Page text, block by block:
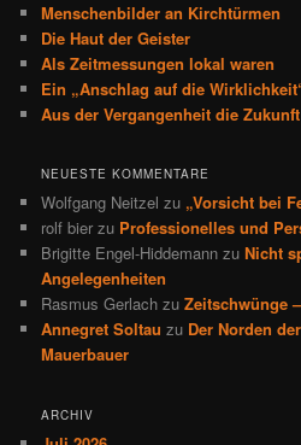
Menschenbilder an Kirchtürmen
Die Haut der Geister
Als Zeitmessungen lokal waren
Ein „Anschlag auf die
Aus der Vergangenheit die
NEUESTE KOMMENTARE
Wolfgang Neitzel zu „Vorsicht bei
rolf bier zu Professionelles und
Brigitte Engel-Hiddemann zuNicht
Angelegenheiten
Rasmus Gerlach zuZeitschwünge
Annegret Soltau zu Der Norden
Mauerbauer
ARCHIV